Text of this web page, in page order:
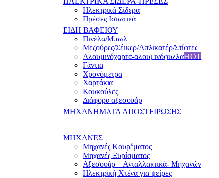
Ηλεκτρικά Σίδερα
Πρέσες-Ισιωτικά
ΕΙΔΗ ΒΑΦΕΙΟΥ
Πινέλα/Μπωλ
Μεζούρες/Σέικερ/Απλικατέρ/Στίφτες
Αλουμινόχαρτα-αλουμινόφυλλαHOT
Γάντια
Χρονόμετρα
Χαρτάκια
Κουκούλες
Διάφορα αξεσουάρ
ΜΗΧΑΝΗΜΑΤΑ ΑΠΟΣΤΕΙΡΩΣΗΣ
ΜΗΧΑΝΕΣ
Μηχανές Κουρέματος
Μηχανές Ξυρίσματος
Αξεσουάρ – Ανταλλακτικά- Μηχανών
Ηλεκτρική Χτένα για ψείρες